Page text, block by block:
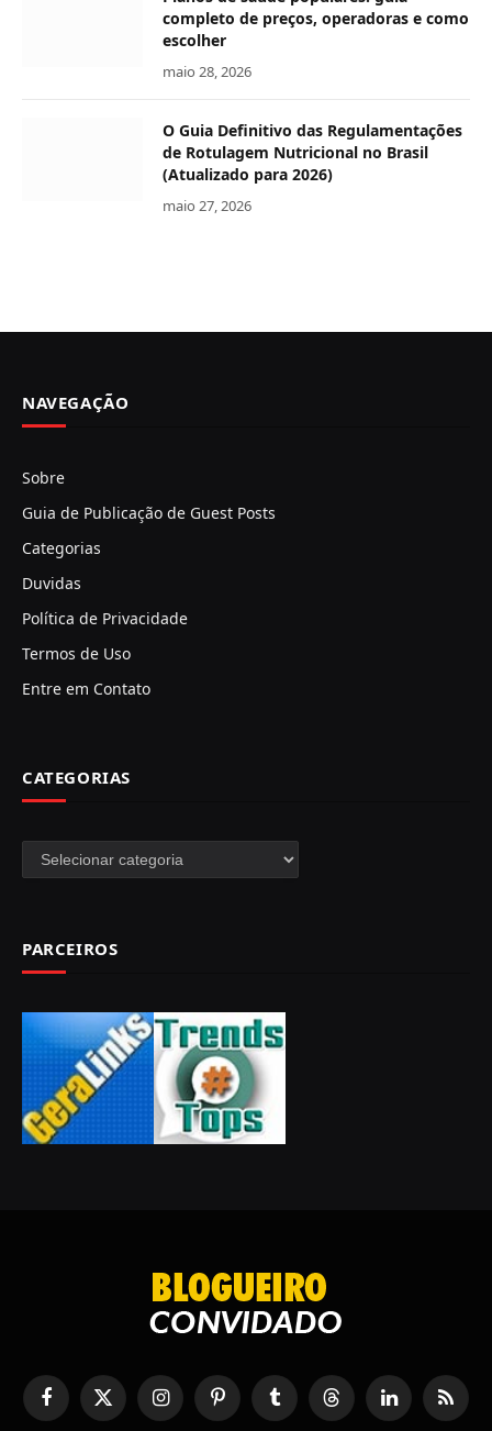
completo de preços, operadoras e como
escolher
maio 28, 2026
O Guia Definitivo das Regulamentações
de Rotulagem Nutricional no Brasil
(Atualizado para 2026)
maio 27, 2026
NAVEGAÇÃO
Sobre
Guia de Publicação de Guest Posts
Categorias
Duvidas
Política de Privacidade
Termos de Uso
Entre em Contato
CATEGORIAS
Categorias
PARCEIROS
FacebookX
InstagramPinterestTumblr Tópicos LinkedInRSS